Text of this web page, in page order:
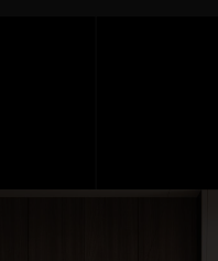
мебели и бытовой